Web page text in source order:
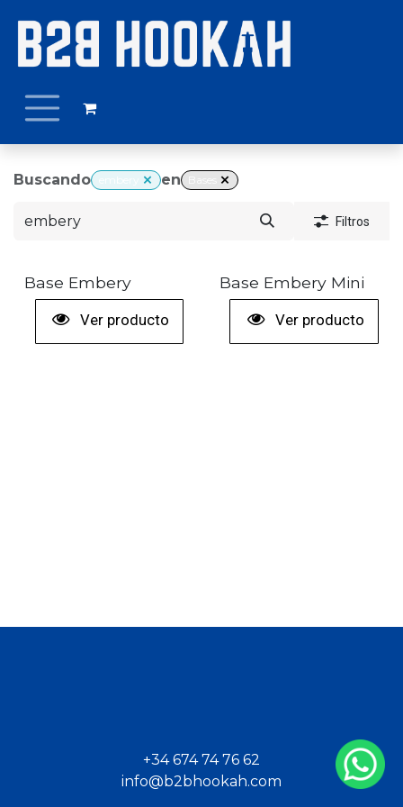
Buscando en Bases
Filtros
Base Embery
Ver producto
Base Embery Mini
Ver producto
+34 674 74 76 62
info@b2bhookah.com